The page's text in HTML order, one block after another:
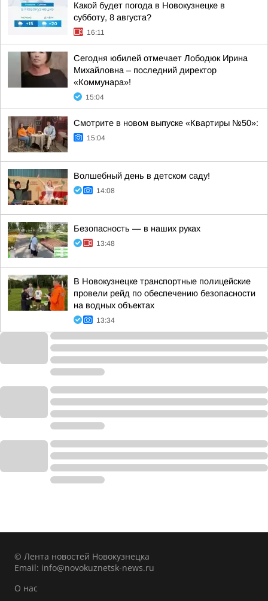
Какой будет погода в Новокузнецке в
субботу, 8 августа?
16:11
Сегодня юбилей отмечает Лободюк Ирина
Михайловна – последний директор
«Коммунара»!
15:04
Смотрите в новом выпуске «Квартиры №50»:
15:04
Волшебный день в детском саду!
14:08
Безопасность — в наших руках
13:48
В Новокузнецке транспортные полицейские
провели рейд по обеспечению безопасности
на водных объектах
13:34
© Лента новостей Новокузнецка
Email: info@novokuznetsk-news.ru
О нас